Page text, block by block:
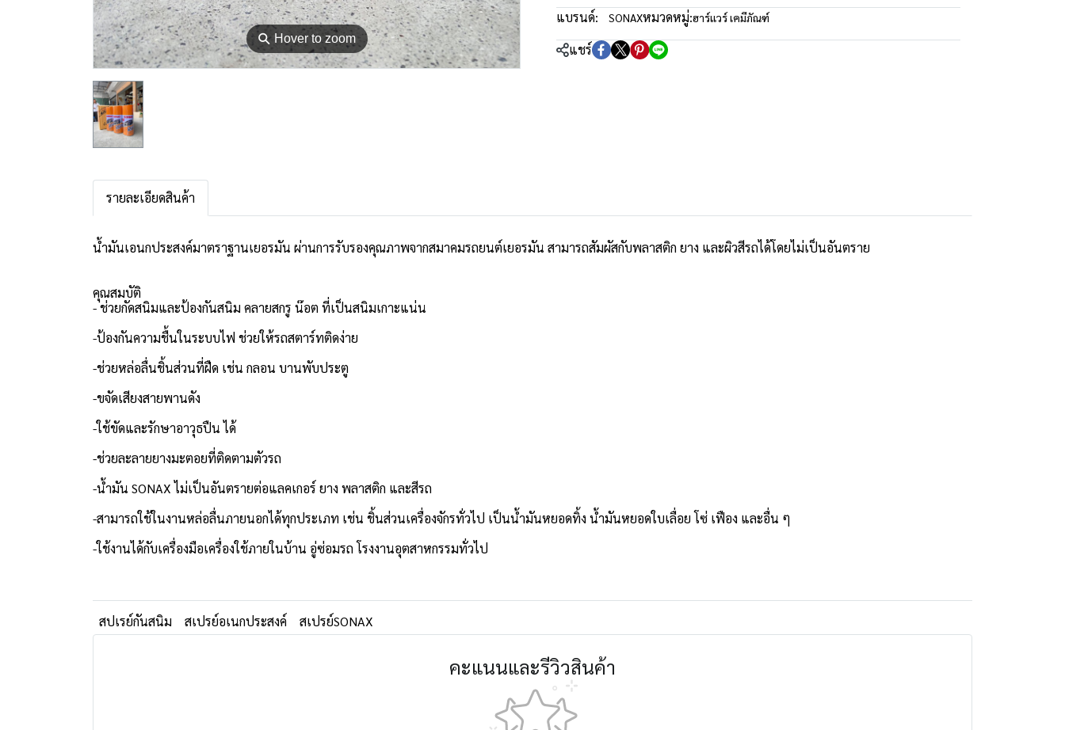
⚲ Hover to zoom
แบรนด์:
SONAXหมวดหมู่:ฮาร์แวร์ เคมีภัณฑ์
แชร์
รายละเอียดสินค้า
น้ำมันเอนกประสงค์มาตราฐานเยอรมัน ผ่านการรับรองคุณภาพจากสมาคมรถยนต์เยอรมัน สามารถสัมผัสกับพลาสติก ยาง และผิวสีรถได้โดยไม่เป็นอันตราย
คุณสมบัติ
- ช่วยกัดสนิมและป้องกันสนิม คลายสกรู น๊อต ที่เป็นสนิมเกาะแน่น
-ป้องกันความชื้นในระบบไฟ ช่วยให้รถสตาร์ทติดง่าย
-ช่วยหล่อลื่นชิ้นส่วนที่ฝืด เช่น กลอน บานพับประตู
-ขจัดเสียงสายพานดัง
-ใช้ขัดและรักษาอาวุธปืน ได้
-ช่วยละลายยางมะตอยที่ติดตามตัวรถ
-น้ำมัน SONAX ไม่เป็นอันตรายต่อแลคเกอร์ ยาง พลาสติก และสีรถ
-สามารถใช้ในงานหล่อลื่นภายนอกได้ทุกประเภท เช่น ชิ้นส่วนเครื่องจักรทั่วไป เป็นน้ำมันหยอดทิ้ง น้ำมันหยอดใบเลื่อย โซ่ เฟือง และอื่น ๆ
-ใช้งานได้กับเครื่องมือเครื่องใช้ภายในบ้าน อู่ซ่อมรถ โรงงานอุตสาหกรรมทั่วไป
สปเรย์กันสนิม สเปรย์อเนกประสงค์ สเปรย์SONAX
คะแนนและรีวิวสินค้า